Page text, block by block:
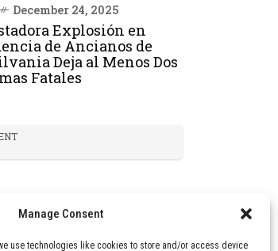
Manage Consent
use technologies like cookies to store and/or access device
December 24, 2025
Explosión en
de Ancianos de
Deja al Menos Dos
Fatales